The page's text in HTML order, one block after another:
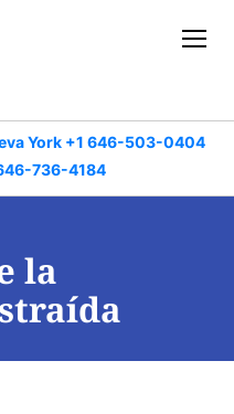
York +1 646-503-0404
736-4184
la